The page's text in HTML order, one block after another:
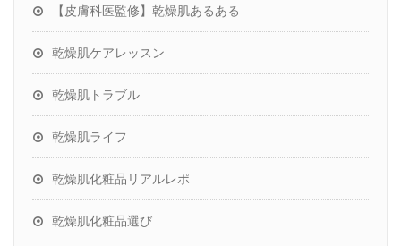
【皮膚科医監修】乾燥肌あるある
乾燥肌ケアレッスン
乾燥肌トラブル
乾燥肌ライフ
乾燥肌化粧品リアルレポ
乾燥肌化粧品選び